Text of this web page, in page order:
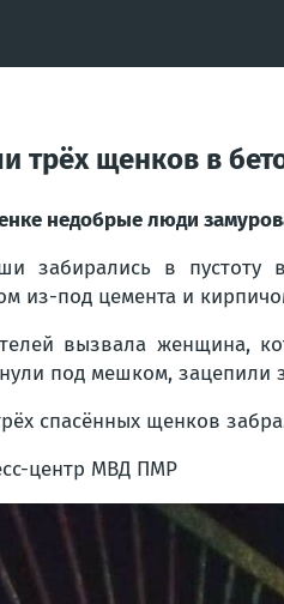
трёх щенков в
недобрые люди
забирались в пустоту
из-под цемента и
вызвала женщина,
под мешком, зацепили
спасённых щенков
центр МВД ПМР